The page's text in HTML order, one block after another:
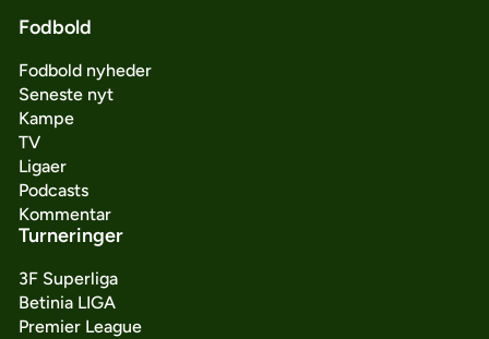
Fodbold
Fodbold nyheder
Seneste nyt
Kampe
TV
Ligaer
Podcasts
Kommentar
Turneringer
3F Superliga
Betinia LIGA
Premier League